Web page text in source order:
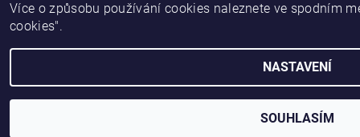
Více o způsobu používání cookies naleznete ve spodním
cookies".
NASTAVENÍ
SOUHLASÍM